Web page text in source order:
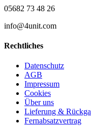
05682 73 48 26
info@4unit.com
Rechtliches
Datenschutz
AGB
Impressum
Cookies
Über uns
Lieferung &
Fernabsatzvertrag